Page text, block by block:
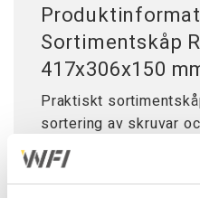
Sortimentskåp
417x306x150
Praktiskt
sortering av skruvar
komponenter.
Skåpet är tillverkat av
och levereras med